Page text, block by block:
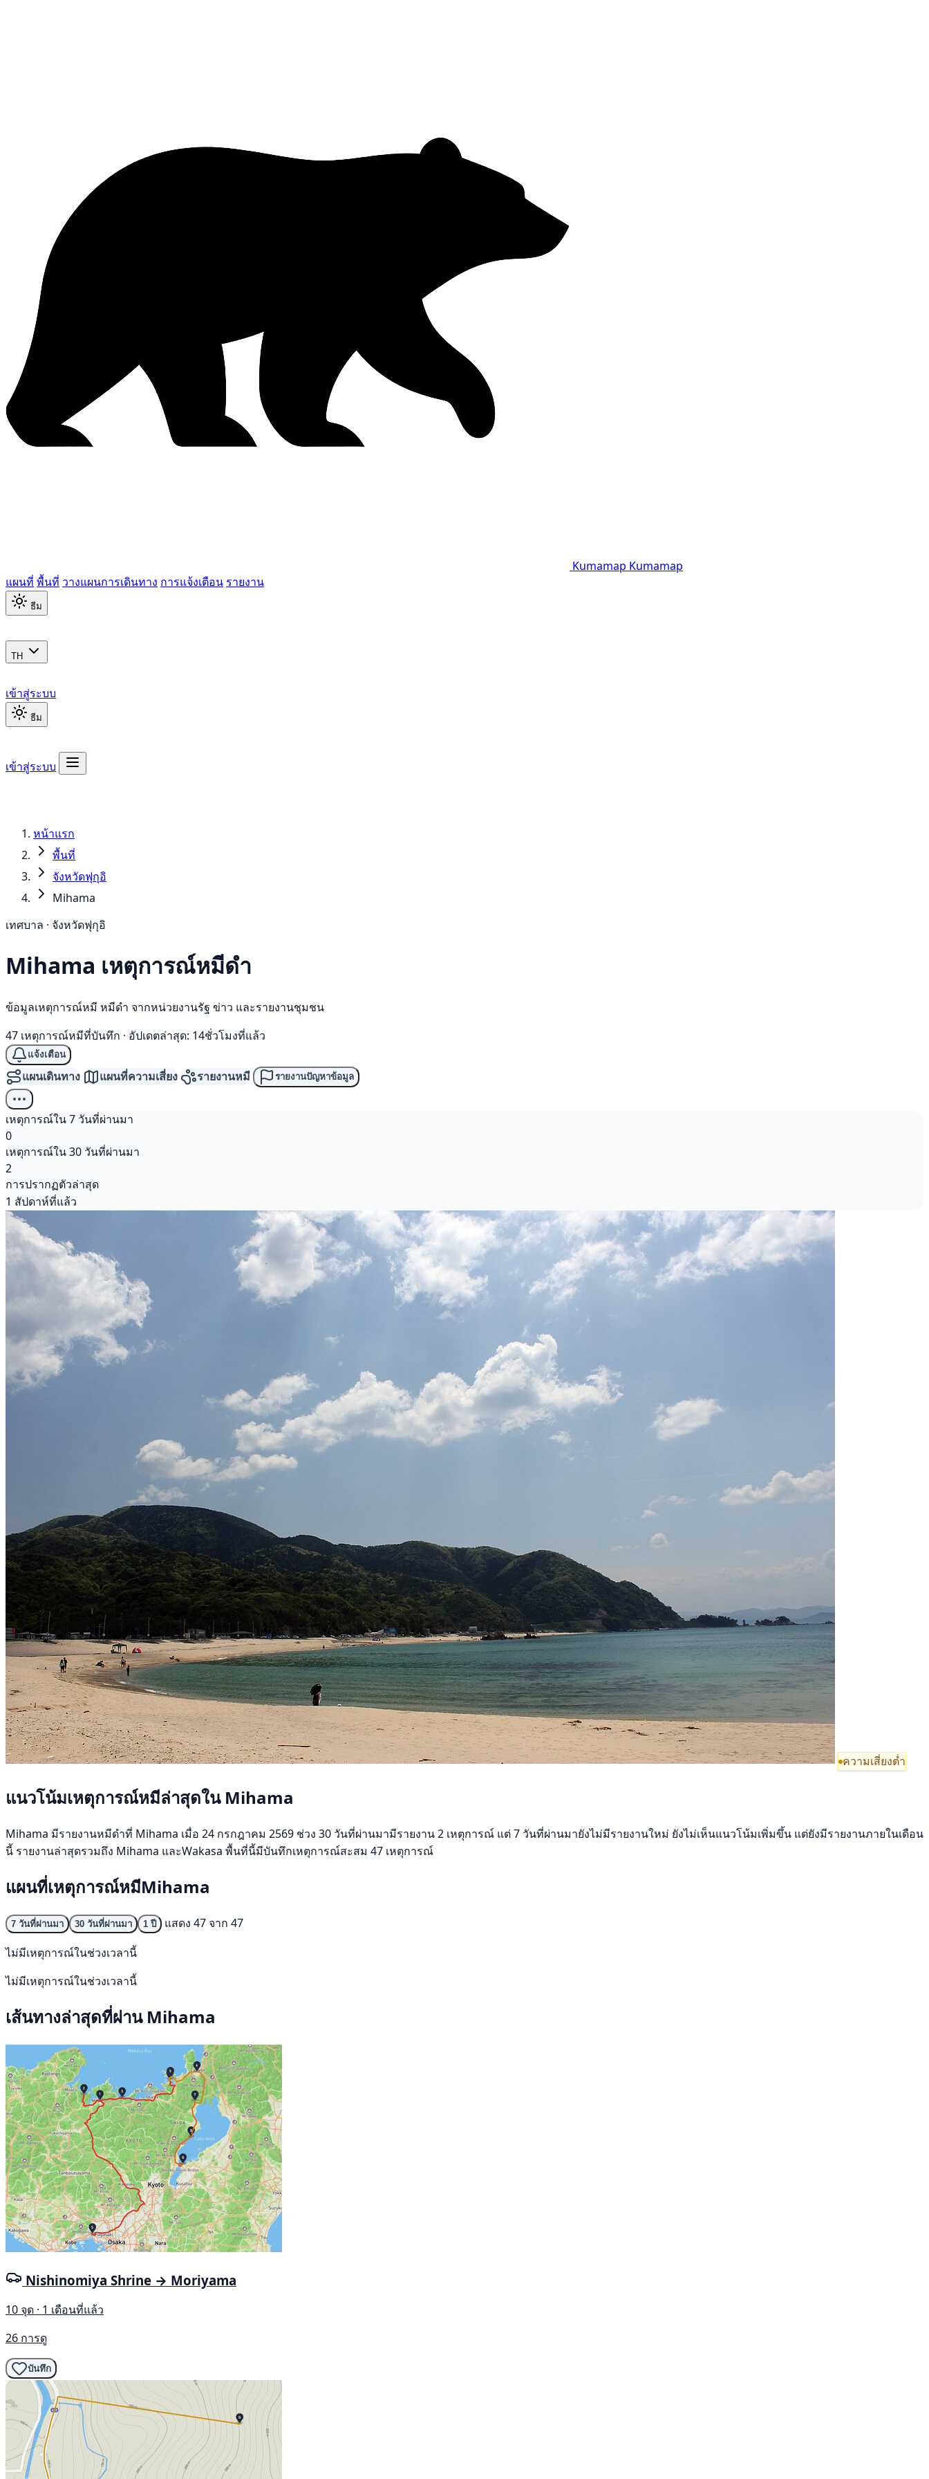
Kumamap Kumamap
แผนที่ พื้นที่ วางแผนการเดินทาง การแจ้งเตือน รายงาน
ธีม
TH
เข้าสู่ระบบ
ธีม
เข้าสู่ระบบ
หน้าแรก
พื้นที่
จังหวัดฟุกุอิ
Mihama
เทศบาล · จังหวัดฟุกุอิ
Mihama เหตุการณ์หมีดำ
ข้อมูลเหตุการณ์หมี หมีดำ จากหน่วยงานรัฐ ข่าว และรายงานชุมชน
47 เหตุการณ์หมีที่บันทึก · อัปเดตล่าสุด: 14ชั่วโมงที่แล้ว
แจ้งเตือน
แผนเดินทาง แผนที่ความเสี่ยง รายงานหมี รายงานปัญหาข้อมูล
เหตุการณ์ใน 7 วันที่ผ่านมา
0
เหตุการณ์ใน 30 วันที่ผ่านมา
2
การปรากฏตัวล่าสุด
1 สัปดาห์ที่แล้ว
ความเสี่ยงต่ำ
แนวโน้มเหตุการณ์หมีล่าสุดใน Mihama
Mihama มีรายงานหมีดำที่ Mihama เมื่อ 24 กรกฎาคม 2569 ช่วง 30 วันที่ผ่านมามีรายงาน 2 เหตุการณ์ แต่ 7 วันที่ผ่านมายังไม่มีรายงานใหม่ ยังไม่เห็นแนวโน้มเพิ่มขึ้น แต่ยังมีรายงานภายในเดือน
นี้ รายงานล่าสุดรวมถึง Mihama และWakasa พื้นที่นี้มีบันทึกเหตุการณ์สะสม 47 เหตุการณ์
แผนที่เหตุการณ์หมีMihama
7 วันที่ผ่านมา 30 วันที่ผ่านมา 1 ปี
แสดง 47 จาก 47
ไม่มีเหตุการณ์ในช่วงเวลานี้
ไม่มีเหตุการณ์ในช่วงเวลานี้
เส้นทางล่าสุดที่ผ่าน Mihama
Nishinomiya Shrine → Moriyama
10 จุด · 1 เดือนที่แล้ว
26 การดู
บันทึก